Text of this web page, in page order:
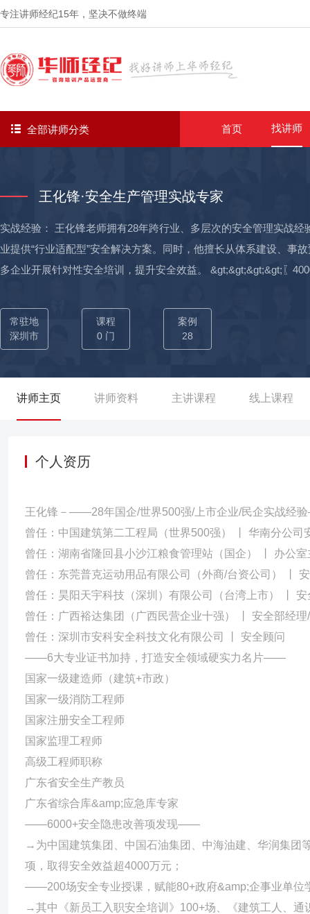
专注讲师经纪15年 ，坚决不做终端
全部讲师分类 首页 找讲师
王化锋·安全生产管理实战专家
实战经验： 王化锋老师拥有28年跨行业、多层次的安全管理实战
业提供“行业适配型”安全解决方案。同时，他擅长从体系建设、事
多企业开展针对性安全培训，提升安全效益。 &gt;&gt;&gt;&gt;〖4000万安全效益与0重伤0伤亡目标达成〗： ☞ 生产设备升级与消
型设备电气控制系统进行了优化改进，从消防应急与生产设备两方
实现0重伤及以上工伤事故； ☞ 擅长提供高效的安全效能提升工
生产标准化图集》，《员工安全手册》等，成功推广安全培训多媒
个安全施工项目获媒体刊登报道与重要奖项〗： ☞ 【景福花园片
工人安全生产培训合格率100%，实现0重伤及以上事故目标。 ☞
产与文明施工优良工地奖】、【深圳市优质结构工程奖】、【深
常驻地
深圳市
课程
0 门
案例
28
讲师主页 讲师资料 主讲课程 线上课程
个人资历
王化锋－——28年国企/世界500强/上市企业/民企实战经
曾任：中国建筑第二工程局（世界500强） 丨 华南分公司
曾任：湖南省隆回县小沙江粮食管理站（国企） 丨 办公
曾任：东莞普克运动用品有限公司（外商/台资公司） 丨
曾任：昊阳天宇科技（深圳）有限公司（台湾上市） 丨 安
曾任：广西裕达集团（广西民营企业十强） 丨 安全部经
曾任：深圳市安科安全科技文化有限公司 丨 安全顾问
——6大专业证书加持，打造安全领域硬实力名片——
国家一级建造师（建筑+市政）
国家一级消防工程师
国家注册安全工程师
国家监理工程师
高级工程师职称
广东省安全生产教员
广东省综合库&amp;应急库专家
——6000+安全隐患改善项发现——
→为中国建筑集团、中国石油集团、中海油建、华润集团
项，取得安全效益超4000万元；
——200场安全专业授课，赋能80+政府&amp;企事业单
→其中《新员工入职安全培训》100+场、《建筑工人、